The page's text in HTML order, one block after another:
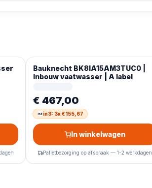
Bauknecht BK8IA15AM3TUC0 |
Inbouw vaatwasser | A label
€ 467,00
in3: 3x € 155,67
In winkelwagen
Palletbezorging op afspraak — 1-2 werkdagen